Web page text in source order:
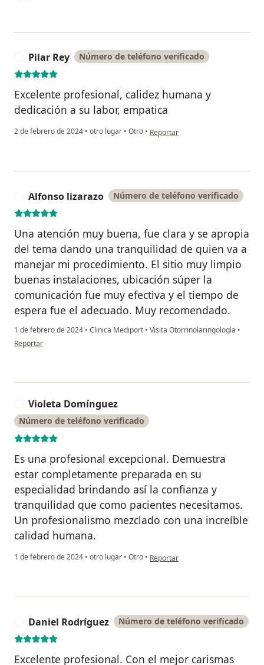
Pilar Rey Número de teléfono verificado
Excelente profesional, calidez humana y
dedicación a su labor, empatica
2 de febrero de 2024 • otro lugar • Otro • en opinión del usuario Pilar Rey
Reportar
Alfonso lizarazo Número de teléfono verificado
Una atención muy buena, fue clara y se apropia
del tema dando una tranquilidad de quien va a
manejar mi procedimiento. El sitio muy limpio
buenas instalaciones, ubicación súper la
comunicación fue muy efectiva y el tiempo de
espera fue el adecuado. Muy recomendado.
1 de febrero de 2024 • Clinica Mediport • Visita Otorrinolaringología •
en opinión del usuario Alfonso lizarazo
Reportar
Violeta Domínguez
Número de teléfono verificado
Es una profesional excepcional. Demuestra
estar completamente preparada en su
especialidad brindando así la confianza y
tranquilidad que como pacientes necesitamos.
Un profesionalismo mezclado con una increíble
calidad humana.
1 de febrero de 2024 • otro lugar • Otro • en opinión del usuario Violeta
Reportar
Daniel Rodríguez Número de teléfono verificado
Excelente profesional. Con el mejor carismas